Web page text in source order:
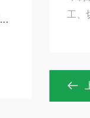
工、